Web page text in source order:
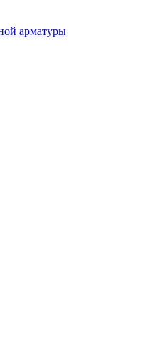
арматуры